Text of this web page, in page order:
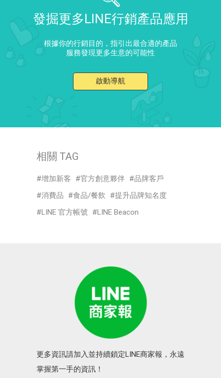
發掘更多LINE行銷產品應用
根據你的行銷目的，指引出最合適的產品
服務發現更多生意的可能性
啟動導航
相關 TAG
增加新客 官方創意夥伴
品牌客戶
消費品
食品/餐飲
提升品牌知名度
LINE 官方帳號
LINE Beacon
更多資訊請加入並持續鎖定LINE商家報，永遠
掌握第一手的資訊！